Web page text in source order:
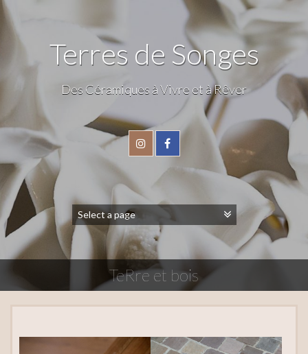
Terres de Songes
Des Céramiques à Vivre et à Rêver
TeRre et bois